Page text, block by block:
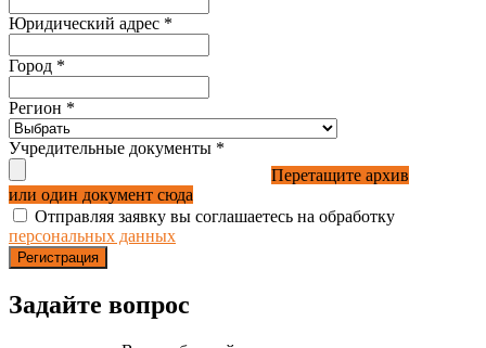
Юридический адрес *
Город *
Регион *
Учредительные документы *
Перетащите архив
или один документ сюда
Отправляя заявку вы соглашаетесь на обработку
персональных данных
Регистрация
Задайте вопрос